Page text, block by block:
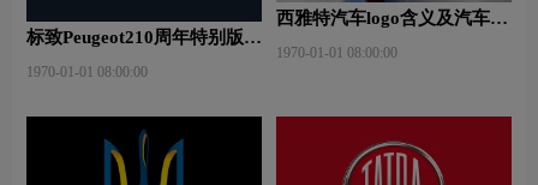
标致Peugeot210周年特别版新
1970-01-01 08:00:00
西雅特汽车logo含义及汽车品
1970-01-01 08:00:00